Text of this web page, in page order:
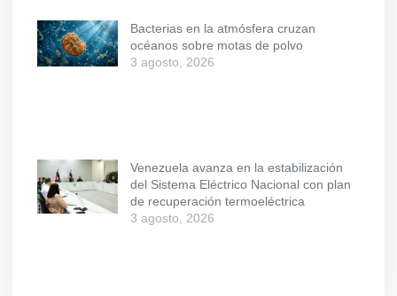
Bacterias en la atmósfera cruzan
océanos sobre motas de polvo
3 agosto, 2026
Venezuela avanza en la estabilización
del Sistema Eléctrico Nacional con plan
de recuperación termoeléctrica
3 agosto, 2026